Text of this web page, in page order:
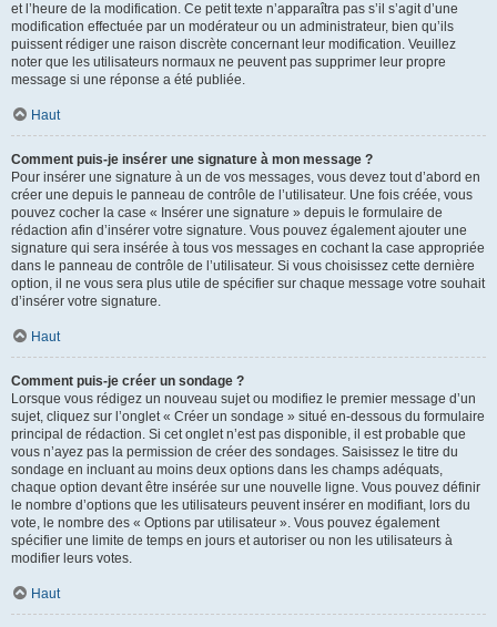
et l’heure de la modification. Ce petit texte n’apparaîtra pas s’il s’agit d’une
modification effectuée par un modérateur ou un administrateur, bien qu’ils
puissent rédiger une raison discrète concernant leur modification. Veuillez
noter que les utilisateurs normaux ne peuvent pas supprimer leur propre
message si une réponse a été publiée.
Haut
Comment puis-je insérer une signature à mon message ?
Pour insérer une signature à un de vos messages, vous devez tout d’abord en
créer une depuis le panneau de contrôle de l’utilisateur. Une fois créée, vous
pouvez cocher la case « Insérer une signature » depuis le formulaire de
rédaction afin d’insérer votre signature. Vous pouvez également ajouter une
signature qui sera insérée à tous vos messages en cochant la case appropriée
dans le panneau de contrôle de l’utilisateur. Si vous choisissez cette dernière
option, il ne vous sera plus utile de spécifier sur chaque message votre souhait
d’insérer votre signature.
Haut
Comment puis-je créer un sondage ?
Lorsque vous rédigez un nouveau sujet ou modifiez le premier message d’un
sujet, cliquez sur l’onglet « Créer un sondage » situé en-dessous du formulaire
principal de rédaction. Si cet onglet n’est pas disponible, il est probable que
vous n’ayez pas la permission de créer des sondages. Saisissez le titre du
sondage en incluant au moins deux options dans les champs adéquats,
chaque option devant être insérée sur une nouvelle ligne. Vous pouvez définir
le nombre d’options que les utilisateurs peuvent insérer en modifiant, lors du
vote, le nombre des « Options par utilisateur ». Vous pouvez également
spécifier une limite de temps en jours et autoriser ou non les utilisateurs à
modifier leurs votes.
Haut